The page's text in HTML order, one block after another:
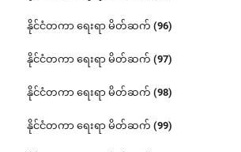
နိုင်ငံတကာ ရေးရာ မိတ်ဆက် (96)
နိုင်ငံတကာ ရေးရာ မိတ်ဆက် (97)
နိုင်ငံတကာ ရေးရာ မိတ်ဆက် (98)
နိုင်ငံတကာ ရေးရာ မိတ်ဆက် (99)